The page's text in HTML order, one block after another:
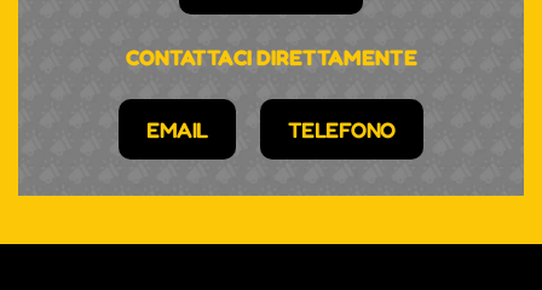
CONTATTACI DIRETTAMENTE
EMAIL TELEFONO